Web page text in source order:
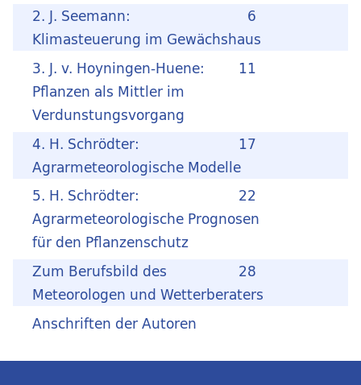
6
2. J. Seemann:
Klimasteuerung im Gewächshaus
11
3. J. v. Hoyningen-Huene:
Pflanzen als Mittler im
Verdunstungsvorgang
17
4. H. Schrödter:
Agrarmeteorologische Modelle
22
5. H. Schrödter:
Agrarmeteorologische Prognosen
für den Pflanzenschutz
28
Zum Berufsbild des
Meteorologen und Wetterberaters
Anschriften der Autoren